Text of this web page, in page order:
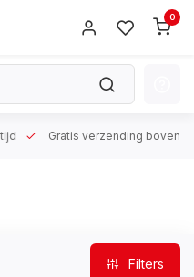
0
Gratis verzending boven €100
Filters